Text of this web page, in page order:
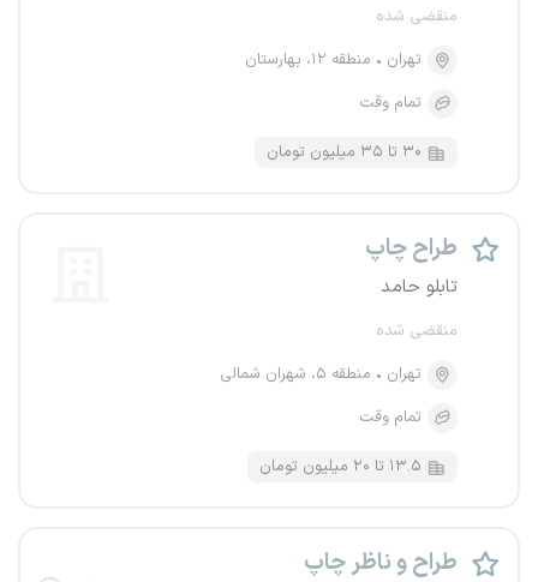
منقضی شده
تهران
منطقه ۱۲، بهارستان
تمام وقت
۳۰ تا ۳۵ میلیون تومان
طراح چاپ
تابلو حامد
منقضی شده
تهران
منطقه ۵، شهران شمالی
تمام وقت
۱۳.۵ تا ۲۰ میلیون تومان
طراح و ناظر چاپ